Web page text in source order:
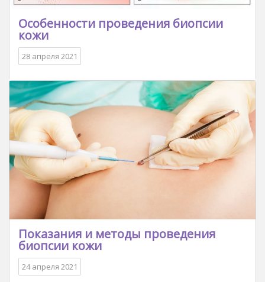
Особенности проведения биопсии
кожи
28 апреля 2021
Показания и методы проведения
биопсии кожи
24 апреля 2021